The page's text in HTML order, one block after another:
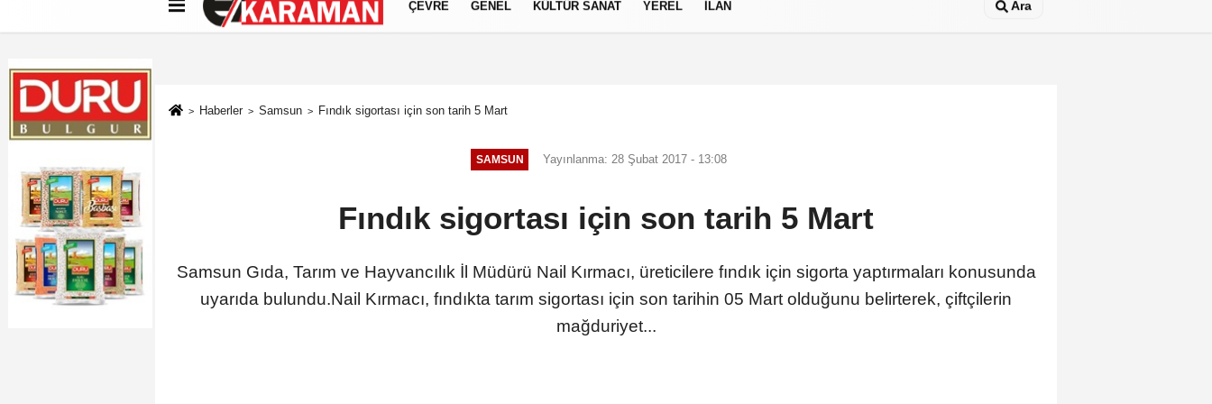
Künye İletişim Çerez Politikası Gizlilik İlkeleri
ÇEVRE GENEL KÜLTÜR SANAT YEREL İLAN Ara
Haberler Samsun Fındık sigortası için son tarih 5 Mart
SAMSUN Yayınlanma: 28 Şubat 2017 - 13:08
Fındık sigortası için son tarih 5 Mart
Samsun Gıda, Tarım ve Hayvancılık İl Müdürü Nail Kırmacı, üreticilere fındık için sigorta yaptırmaları konusunda
uyarıda bulundu.Nail Kırmacı, fındıkta tarım sigortası için son tarihin 05 Mart olduğunu belirterek, çiftçilerin
mağduriyet...